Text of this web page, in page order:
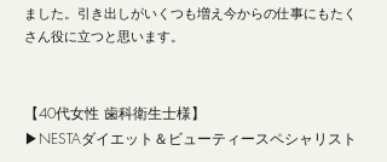
ました。引き出しがいくつも増え今からの仕事にもたく
さん役に立つと思います。
【40代女性 歯科衛生士様】
▶︎NESTAダイエット＆ビューティースペシャリスト